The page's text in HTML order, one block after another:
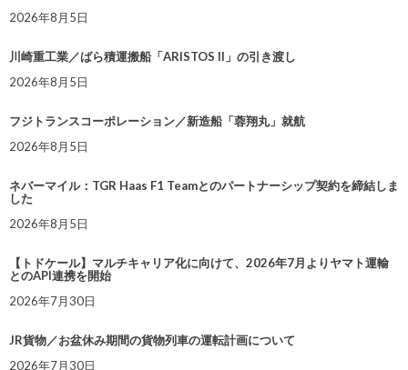
2026年8月5日
川崎重工業／ばら積運搬船「ARISTOS II」の引き渡し
2026年8月5日
フジトランスコーポレーション／新造船「蓉翔丸」就航
2026年8月5日
ネバーマイル：TGR Haas F1 Teamとのパートナーシップ契約を締結しま
した
2026年8月5日
【トドケール】マルチキャリア化に向けて、2026年7月よりヤマト運輸
とのAPI連携を開始
2026年7月30日
JR貨物／お盆休み期間の貨物列車の運転計画について
2026年7月30日